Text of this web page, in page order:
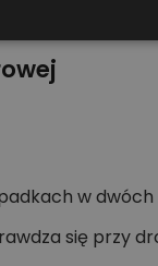
w
się przy